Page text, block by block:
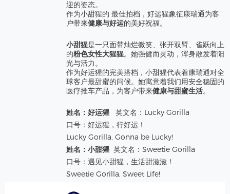
迎的姿态。
作为小甜猩的 最佳拍档 ，好运猩象征康瑞通为客
户带来健康与好运的美好祝福。
小甜猩是一只面带灿烂微笑、张开双臂、雀跃向上
的粉色女性大猩猩。她强健而灵动，浑身散发着阳
光与活力。
作为好运猩的完美搭档 ，小甜猩代表着康瑞通对全
球客户最甜蜜的问候。她寓意着我们用安全稳固的
医疗推车产品，为客户带来健康与甜蜜生活。
姓名： 好运猩 英文名： Lucky Gorilla
口号： 好运猩，行好运！
Lucky Gorilla, Gonna be Lucky!
姓名： 小甜猩 英文名： Sweetie Gorilla
口号： 遇见小甜猩，生活甜滋滋！
Sweetie Gorilla, Sweet Life!